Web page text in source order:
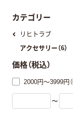
カテゴリー
リヒトラブ
アクセサリー（6）
価格（税込）
2000円～3999円（
〜